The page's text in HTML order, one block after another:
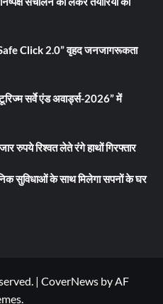
Click 2.0” वृहद जनजागरूकता
सर्वे एंड अवार्ड्स-2026” में
रुपये रिश्वत लेते रंगे हाथों गिरफ्तार
सुविधाओं के साथ मिलेगा सपनों के घर
| CoverNews by AF